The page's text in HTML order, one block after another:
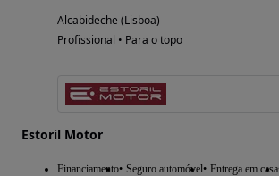
Alcabideche (Lisboa)
Profissional • Para o topo
Estoril Motor
Financiamento Seguro automóvel Entrega em casa